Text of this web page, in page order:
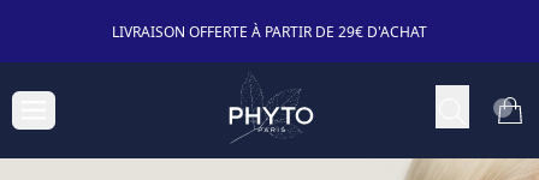
LIVRAISON OFFERTE À PARTIR DE 29€ D'ACHAT